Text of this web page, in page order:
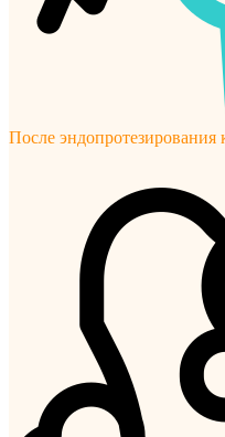
После эндопротезирования